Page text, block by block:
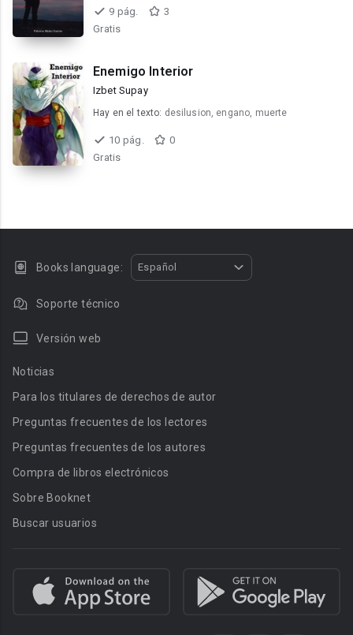
9 pág.
3
Gratis
Enemigo Interior
Izbet Supay
Hay en el texto: desilusion, engano, muerte
10 pág.
0
Gratis
Books language: Español
Soporte técnico
Versión web
Noticias
Para los titulares de derechos de autor
Preguntas frecuentes de los lectores
Preguntas frecuentes de los autores
Compra de libros electrónicos
Sobre Booknet
Buscar usuarios